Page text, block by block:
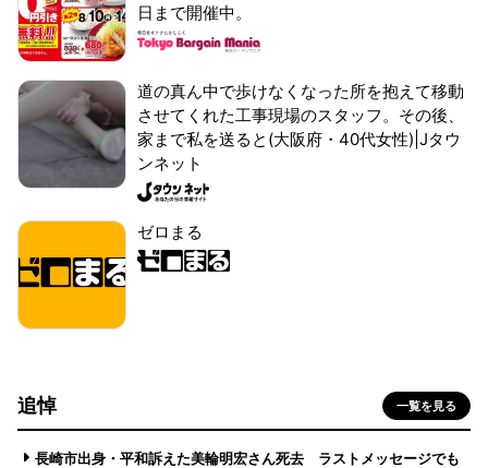
日まで開催中。
道の真ん中で歩けなくなった所を抱えて移動
させてくれた工事現場のスタッフ。その後、
家まで私を送ると(大阪府・40代女性)|Jタウ
ンネット
ゼロまる
追悼 一覧を見る
長崎市出身・平和訴えた美輪明宏さん死去 ラストメッセージでも